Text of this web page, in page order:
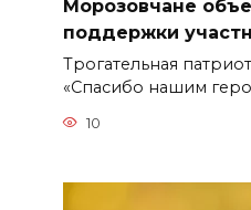
Морозовчане
поддержки
Трогательная
«Спасибо нашим
10